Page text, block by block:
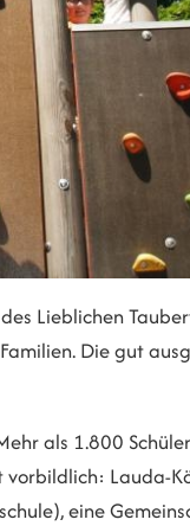
Lieblichen
Die gut
als 1.800
vorbildlich: Lauda-
eine